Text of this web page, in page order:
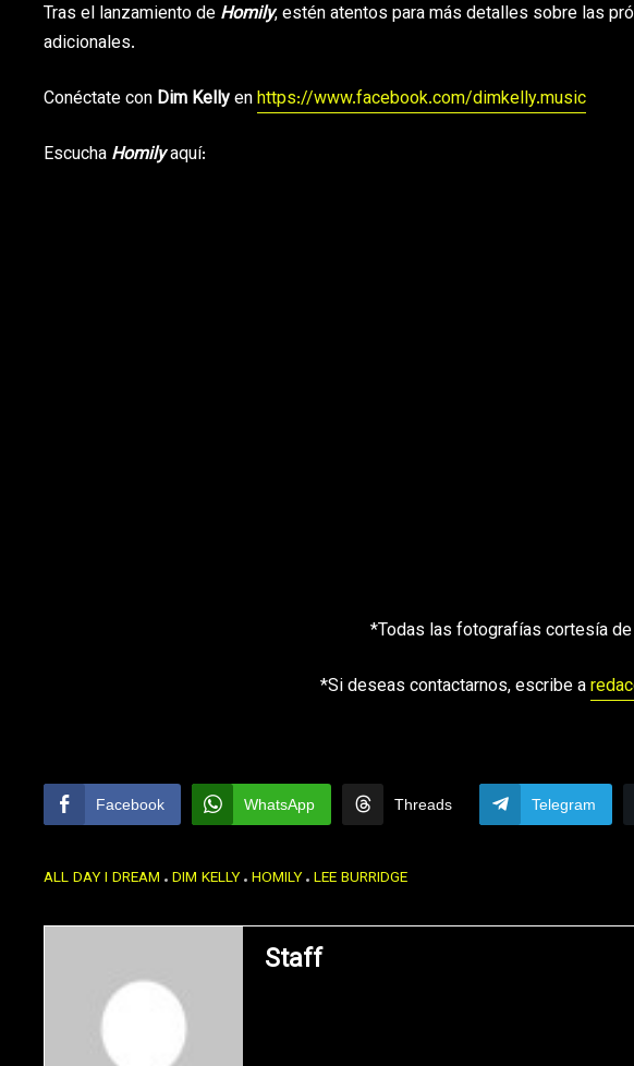
Tras el lanzamiento de Homily, estén atentos para más detalles sobre las
adicionales.
Conéctate con Dim Kellyenhttps://www.facebook.com/dimkelly.music
Escucha Homilyaquí:
*Todas las fotografías cortesía de
*Si deseas contactarnos, escribe a
Facebook WhatsApp Threads Telegram
ALL DAY I DREAM DIM KELLY HOMILY LEE BURRIDGE
Staff